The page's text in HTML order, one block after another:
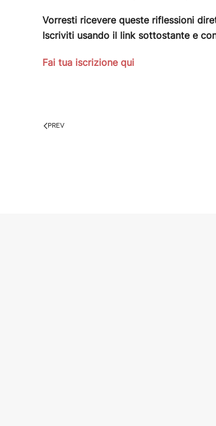
Vorresti ricevere queste riflessioni
Iscriviti usando il link sottostante e
Fai tua iscrizione qui
PREV